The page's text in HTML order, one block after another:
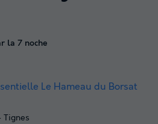
la 7 noche
Le Hameau du Borsat
Tignes